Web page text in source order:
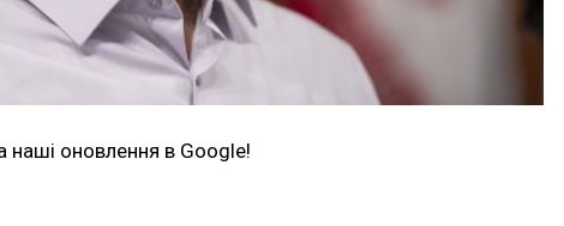
наші оновлення в Google!